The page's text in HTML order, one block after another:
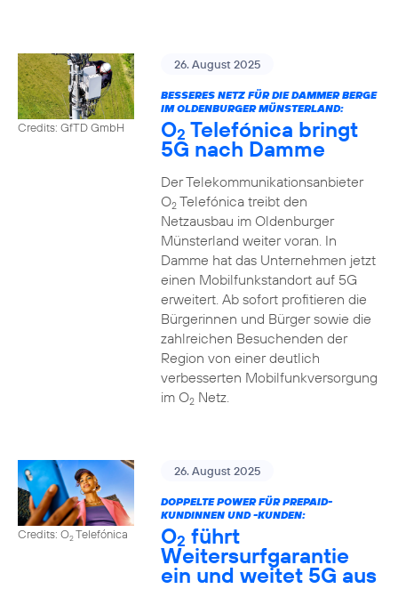
Credits: GfTD GmbH
26. August 2025
BESSERES NETZ FÜR DIE DAMMER BERGE
IM OLDENBURGER MÜNSTERLAND:
O2 Telefónica bringt
5G nach Damme
Der Telekommunikationsanbieter
O2Telefónica treibt den
Netzausbau im Oldenburger
Münsterland weiter voran. In
Damme hat das Unternehmen jetzt
einen Mobilfunkstandort auf 5G
erweitert. Ab sofort profitieren die
Bürgerinnen und Bürger sowie die
zahlreichen Besuchenden der
Region von einer deutlich
verbesserten Mobilfunkversorgung
im O2Netz.
Credits: O2Telefónica
26. August 2025
DOPPELTE POWER FÜR PREPAID-
KUNDINNEN UND -KUNDEN:
O2 führt
Weitersurfgarantie
ein und weitet 5G aus